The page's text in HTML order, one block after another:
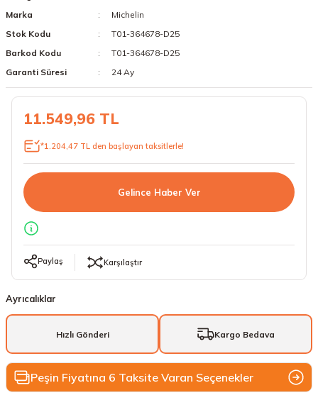
19 Lastikler
20 Lastikler
23 Lastikler
Marka
Michelin
Stok Kodu
T01-364678-D25
Barkod Kodu
T01-364678-D25
Garanti Süresi
24 Ay
11.549,96 TL
*1.204,47 TL den başlayan taksitlerle!
Gelince Haber Ver
Paylaş Karşılaştır
Ayrıcalıklar
Hızlı Gönderi Kargo Bedava
Peşin Fiyatına 6 Taksite Varan Seçenekler